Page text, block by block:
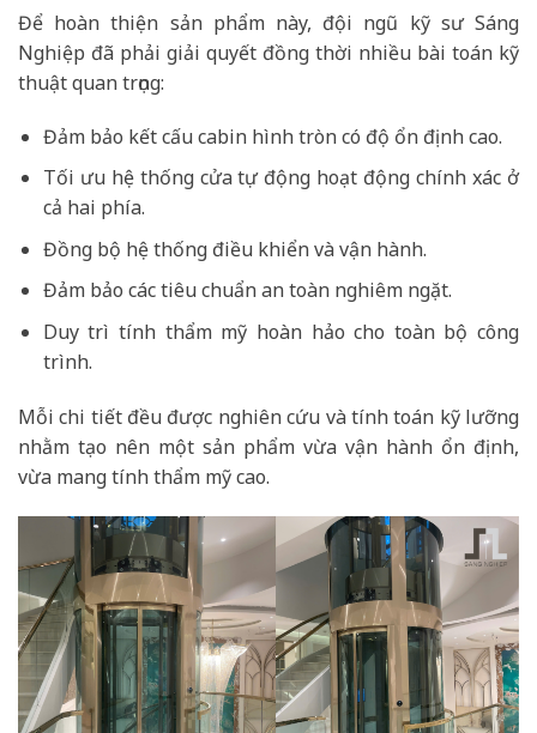
Để hoàn thiện sản phẩm này, đội ngũ kỹ sư Sáng
Nghiệp đã phải giải quyết đồng thời nhiều bài toán kỹ
thuật quan trọng:
Đảm bảo kết cấu cabin hình tròn có độ ổn định cao.
Tối ưu hệ thống cửa tự động hoạt động chính xác ở
cả hai phía.
Đồng bộ hệ thống điều khiển và vận hành.
Đảm bảo các tiêu chuẩn an toàn nghiêm ngặt.
Duy trì tính thẩm mỹ hoàn hảo cho toàn bộ công
trình.
Mỗi chi tiết đều được nghiên cứu và tính toán kỹ lưỡng
nhằm tạo nên một sản phẩm vừa vận hành ổn định,
vừa mang tính thẩm mỹ cao.